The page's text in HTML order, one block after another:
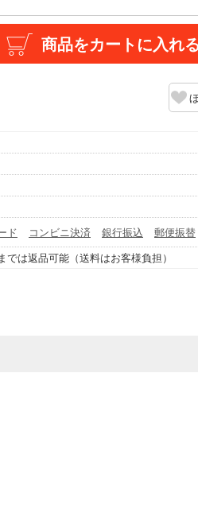
商品をカートに入れ
ド コンビニ決済 銀行振込 郵便振替
では返品可能（送料はお客様負担）